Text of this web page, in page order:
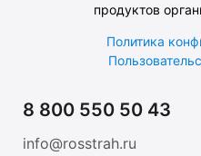
продуктов
Политика
8 800 550 50 43
info@rosstrah.ru